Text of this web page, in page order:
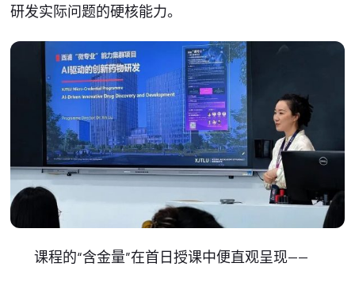
研发实际问题的硬核能力。
课程的“含金量”在首日授课中便直观呈现——